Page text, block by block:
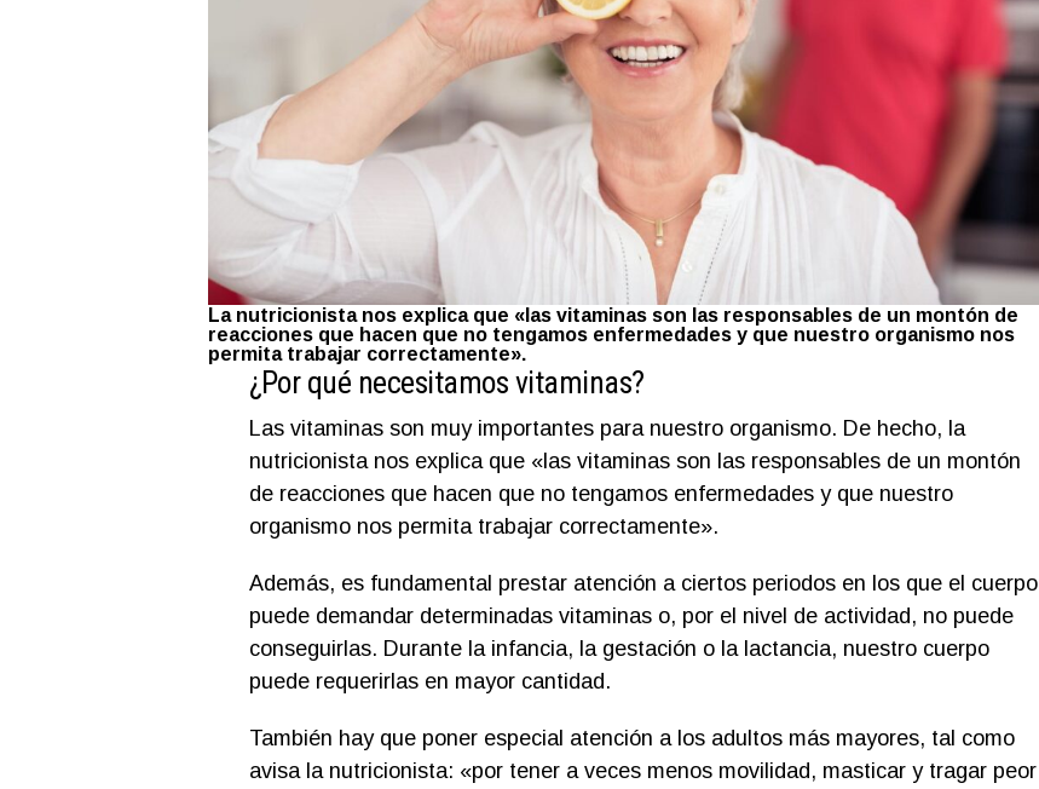
La nutricionista nos explica que «las vitaminas son las responsables de un montón de
reacciones que hacen que no tengamos enfermedades y que nuestro organismo nos
permita trabajar correctamente».
¿Por qué necesitamos vitaminas?
Las vitaminas son muy importantes para nuestro organismo. De hecho, la
nutricionista nos explica que «las vitaminas son las responsables de un montón
de reacciones que hacen que no tengamos enfermedades y que nuestro
organismo nos permita trabajar correctamente».
Además, es fundamental prestar atención a ciertos periodos en los que el cuerpo
puede demandar determinadas vitaminas o, por el nivel de actividad, no puede
conseguirlas. Durante la infancia, la gestación o la lactancia, nuestro cuerpo
puede requerirlas en mayor cantidad.
También hay que poner especial atención a los adultos más mayores, tal como
avisa la nutricionista: «por tener a veces menos movilidad, masticar y tragar peor